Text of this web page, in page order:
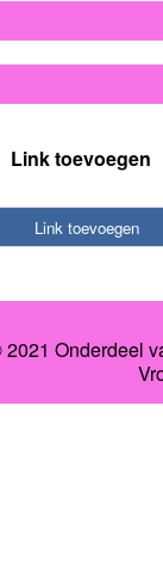
Link toevoegen
Link toevoegen
Onderdeel